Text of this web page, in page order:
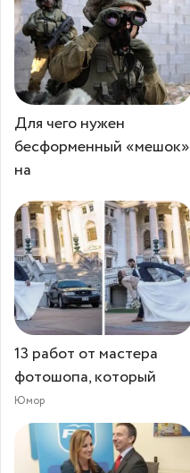
Для чего нужен
бесформенный «мешок»
на
13 работ от мастера
фотошопа, который
Юмор